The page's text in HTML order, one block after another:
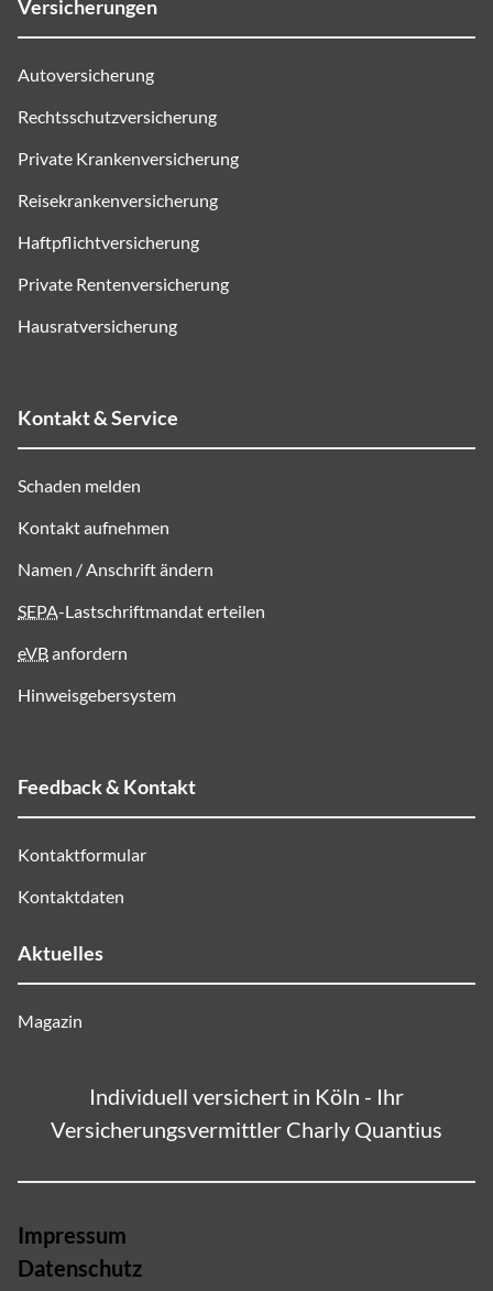
Versicherungen
Autoversicherung
Rechtsschutzversicherung
Private Krankenversicherung
Reisekrankenversicherung
Haftpflichtversicherung
Private Rentenversicherung
Hausratversicherung
Kontakt & Service
Schaden melden
Kontakt aufnehmen
Namen / Anschrift ändern
SEPA-Lastschriftmandat erteilen
eVBanfordern
Hinweisgebersystem
Feedback & Kontakt
Kontaktformular
Kontaktdaten
Aktuelles
Magazin
Individuell versichert in Köln - Ihr
Versicherungsvermittler Charly Quantius
Impressum
Datenschutz